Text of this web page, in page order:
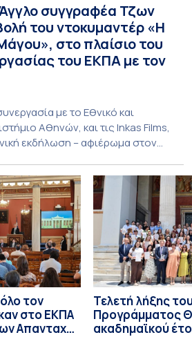
συγγραφέα Τζων
του ντοκυμαντέρ «Η
στο πλαίσιο του
του ΕΚΠΑ με τον
με το Εθνικό και
Αθηνών, και τις Inkas Films,
εκδήλωση – αφιέρωμα στον
του ντοκυμαντέρ «Η
Η εκδήλωση διοργανώθηκε στο
του Δήμου Σπετσών και του
[…]
τον
στο ΕΚΠΑ
Απανταχού
Τελετή λήξης
Προγράμματος
ακαδημαϊκού